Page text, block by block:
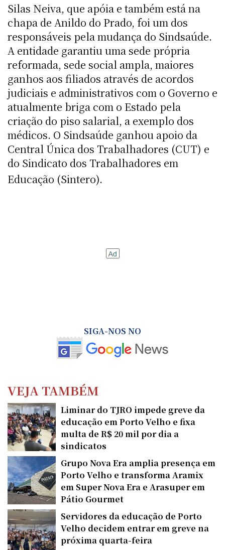
Silas Neiva, que apóia e também está na
chapa de Anildo do Prado, foi um dos
responsáveis pela mudança do Sindsaúde.
A entidade garantiu uma sede própria
reformada, sede social ampla, maiores
ganhos aos filiados através de acordos
judiciais e administrativos com o Governo e
atualmente briga com o Estado pela
criação do piso salarial, a exemplo dos
médicos. O Sindsaúde ganhou apoio da
Central Única dos Trabalhadores (CUT) e
do Sindicato dos Trabalhadores em
Educação (Sintero).
SIGA-NOS NO
VEJA TAMBÉM
Liminar do TJRO impede greve da
educação em Porto Velho e fixa
multa de R$ 20 mil por dia a
sindicatos
Grupo Nova Era amplia presença em
Porto Velho e transforma Aramix
em Super Nova Era e Arasuper em
Pátio Gourmet
Servidores da educação de Porto
Velho decidem entrar em greve na
próxima quarta-feira